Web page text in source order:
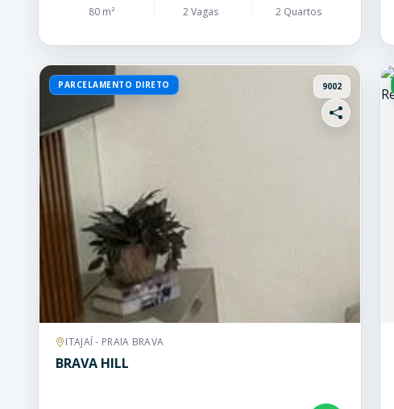
80 m² 2 Vagas 2 Quartos
PARCELAMENTO DIRETO 9002
ITAJAÍ - PRAIA BRAVA
BRAVA HILL